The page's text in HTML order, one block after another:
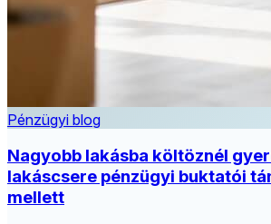
Pénzügyi blog
Nagyobb lakásba költöznél
lakáscsere pénzügyi buktatói
mellett